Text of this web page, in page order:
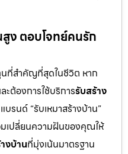
ง ตอบโจทย์คนรัก
ที่สำคัญที่สุดในชีวิต หาก
ะต้องการใช้บริการรับสร้าง
บรนด์ “รับเหมาสร้างบ้าน”
เปลี่ยนความฝันของคุณให้
งบ้านที่มุ่งเน้นมาตรฐาน